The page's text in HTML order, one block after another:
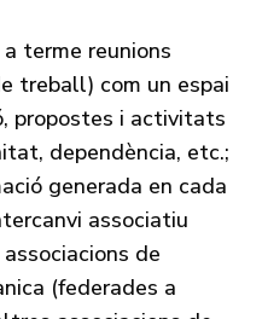
terme reunions
treball) com un espai
propostes i activitats
dependència, etc.;
generada en cada
associatiu
de
(federades a